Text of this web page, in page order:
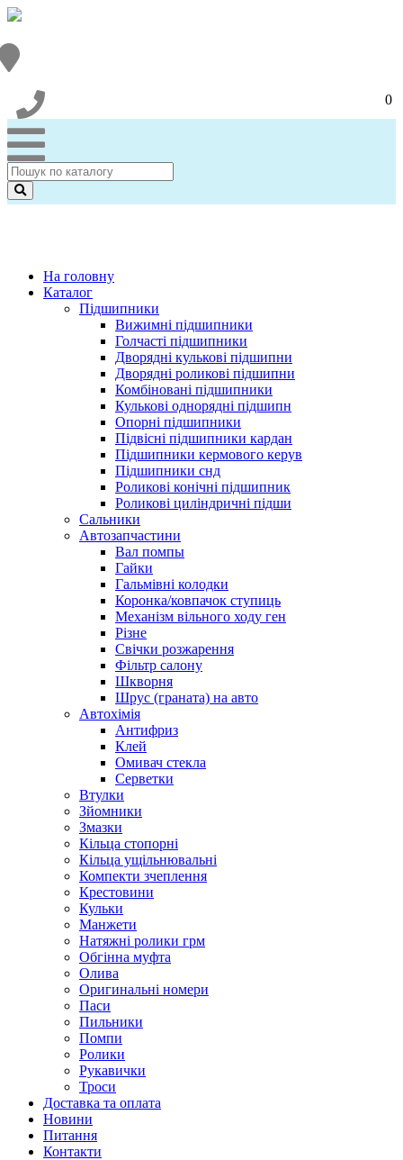
0
На головну
Каталог
Підшипники
Вижимні підшипники
Голчасті підшипники
Дворядні кулькові підшипни
Дворядні роликові підшипни
Комбіновані підшипники
Кулькові однорядні підшипн
Опорні підшипники
Підвісні підшипники кардан
Підшипники кермового керув
Підшипники снд
Роликові конічні підшипник
Роликові циліндричні підши
Сальники
Автозапчастини
Вал помпы
Гайки
Гальмівні колодки
Коронка/ковпачок ступиць
Механізм вільного ходу ген
Різне
Свічки розжарення
Фільтр салону
Шкворня
Шрус (граната) на авто
Автохімія
Антифриз
Клей
Омивач стекла
Серветки
Втулки
Зйомники
Змазки
Кільца стопорні
Кільца ущільнювальні
Компекти зчеплення
Крестовини
Кульки
Манжети
Натяжні ролики грм
Обгінна муфта
Олива
Оригинальні номери
Паси
Пильники
Помпи
Ролики
Рукавички
Троси
Доставка та оплата
Новини
Питання
Контакти